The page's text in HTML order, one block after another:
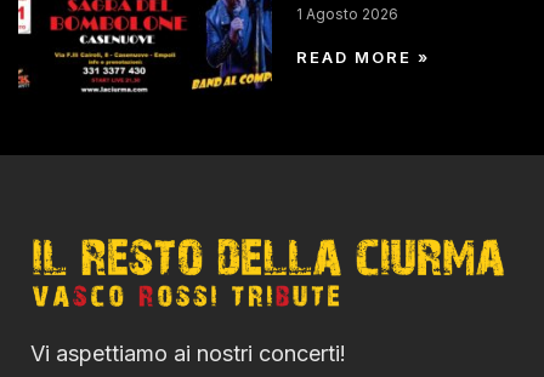
1 Agosto 2026
READ MORE »
Vi aspettiamo ai nostri concerti!